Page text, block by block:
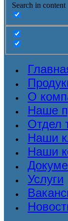
Search in content
О
Наше
Отдел
Наши
Наши
Услуги